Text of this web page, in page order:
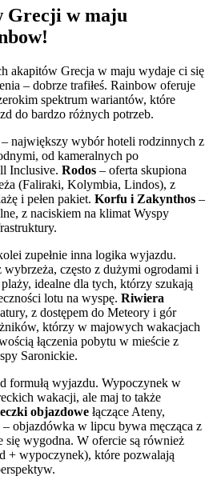
Grecji w maju
akapitów Grecja w maju wydaje ci się
– dobrze trafiłeś. Rainbow oferuje
spektrum wariantów, które
do bardzo różnych potrzeb.
– największy wybór hoteli rodzinnych z
od kameralnych po
Inclusive. Rodos – oferta skupiona
(Faliraki, Kolymbia, Lindos), z
i pełen pakiet. Korfu i Zakynthos –
z naciskiem na klimat Wyspy
zupełnie inna logika wyjazdu.
wybrzeża, często z dużymi ogrodami i
idealne dla tych, którzy szukają
lotu na wyspę. Riwiera
z dostępem do Meteory i gór
którzy w majowych wakacjach
łączenia pobytu w mieście z
Saronickie.
formułą wyjazdu. Wypoczynek w
wakacji, ale maj to także
objazdowe łączące Ateny,
objazdówka w lipcu bywa męcząca z
się wygodna. W ofercie są również
+ wypoczynek), które pozwalają